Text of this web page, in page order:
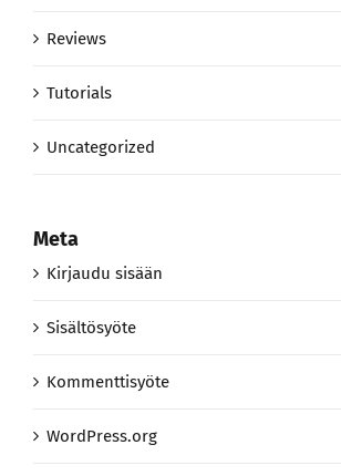
Reviews
Tutorials
Uncategorized
Meta
Kirjaudu sisään
Sisältösyöte
Kommenttisyöte
WordPress.org